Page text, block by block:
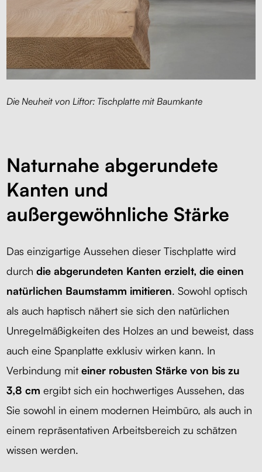
Die Neuheit von Liftor: Tischplatte mit Baumkante
Naturnahe abgerundete
Kanten und
außergewöhnliche Stärke
Das einzigartige Aussehen dieser Tischplatte wird
durchdie abgerundeten Kanten erzielt, die einen
natürlichen Baumstamm imitieren.Sowohl optisch
als auch haptisch nähert sie sich den natürlichen
Unregelmäßigkeiten des Holzes an und beweist, dass
auch eine Spanplatte exklusiv wirken kann. In
Verbindung miteiner robusten Stärke von bis zu
3,8 cm ergibt sich ein hochwertiges Aussehen, das
Sie sowohl in einem modernen Heimbüro, als auch in
einem repräsentativen Arbeitsbereich zu schätzen
wissen werden.